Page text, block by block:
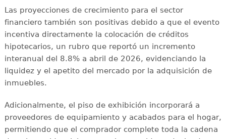
Las proyecciones de crecimiento para el sector
financiero también son positivas debido a que el evento
incentiva directamente la colocación de créditos
hipotecarios, un rubro que reportó un incremento
interanual del 8.8% a abril de 2026, evidenciando la
liquidez y el apetito del mercado por la adquisición de
inmuebles.
Adicionalmente, el piso de exhibición incorporará a
proveedores de equipamiento y acabados para el hogar,
permitiendo que el comprador complete toda la cadena